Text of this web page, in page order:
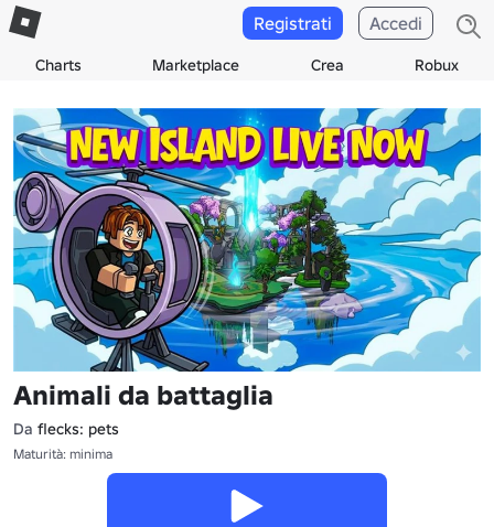
Charts Marketplace Crea Robux
Registrati Accedi
Animali da battaglia
Da flecks: pets
Maturità: minima